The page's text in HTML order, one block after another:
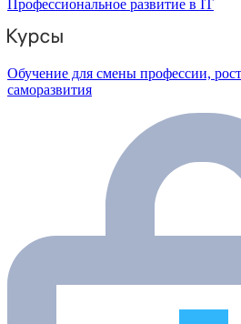
Профессиональное развитие в IT
Обучение для смены профессии,
саморазвития